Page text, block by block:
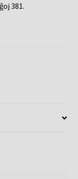
381.